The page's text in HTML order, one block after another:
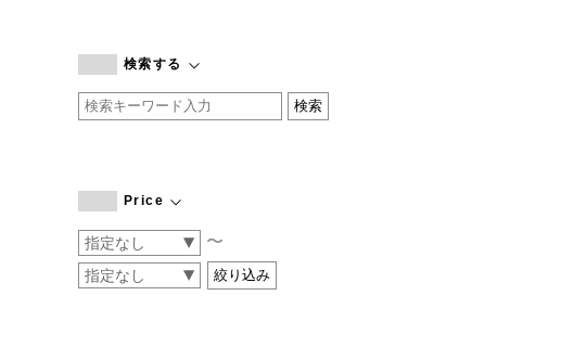
by basics
CATWORTH
COGTHEBIGSMOKE
CONVERSE
DEAN & DELUCA
検索する
Price
〜